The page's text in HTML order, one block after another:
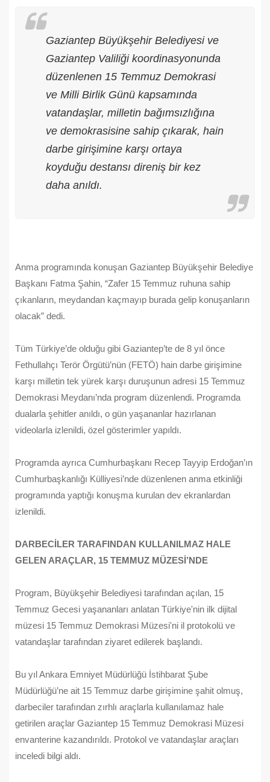
Gaziantep Büyükşehir Belediyesi ve
Gaziantep Valiliği koordinasyonunda
düzenlenen 15 Temmuz Demokrasi
ve Milli Birlik Günü kapsamında
vatandaşlar, milletin bağımsızlığına
ve demokrasisine sahip çıkarak, hain
darbe girişimine karşı ortaya
koyduğu destansı direniş bir kez
daha anıldı.
Anma programında konuşan Gaziantep Büyükşehir Belediye
Başkanı Fatma Şahin, “Zafer 15 Temmuz ruhuna sahip
çıkanların, meydandan kaçmayıp burada gelip konuşanların
olacak” dedi.
Tüm Türkiye’de olduğu gibi Gaziantep’te de 8 yıl önce
Fethullahçı Terör Örgütü’nün (FETÖ) hain darbe girişimine
karşı milletin tek yürek karşı duruşunun adresi 15 Temmuz
Demokrasi Meydanı’nda program düzenlendi. Programda
dualarla şehitler anıldı, o gün yaşananlar hazırlanan
videolarla izlenildi, özel gösterimler yapıldı.
Programda ayrıca Cumhurbaşkanı Recep Tayyip Erdoğan’ın
Cumhurbaşkanlığı Külliyesi’nde düzenlenen anma etkinliği
programında yaptığı konuşma kurulan dev ekranlardan
izlenildi.
DARBECİLER TARAFINDAN KULLANILMAZ HALE
GELEN ARAÇLAR, 15 TEMMUZ MÜZESİ’NDE
Program, Büyükşehir Belediyesi tarafından açılan, 15
Temmuz Gecesi yaşananları anlatan Türkiye'nin ilk dijital
müzesi 15 Temmuz Demokrasi Müzesi'ni il protokolü ve
vatandaşlar tarafından ziyaret edilerek başlandı.
Bu yıl Ankara Emniyet Müdürlüğü İstihbarat Şube
Müdürlüğü’ne ait 15 Temmuz darbe girişimine şahit olmuş,
darbeciler tarafından zırhlı araçlarla kullanılamaz hale
getirilen araçlar Gaziantep 15 Temmuz Demokrasi Müzesi
envanterine kazandırıldı. Protokol ve vatandaşlar araçları
inceledi bilgi aldı.